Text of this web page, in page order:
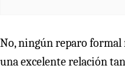
No, ningún reparo
una excelente relación